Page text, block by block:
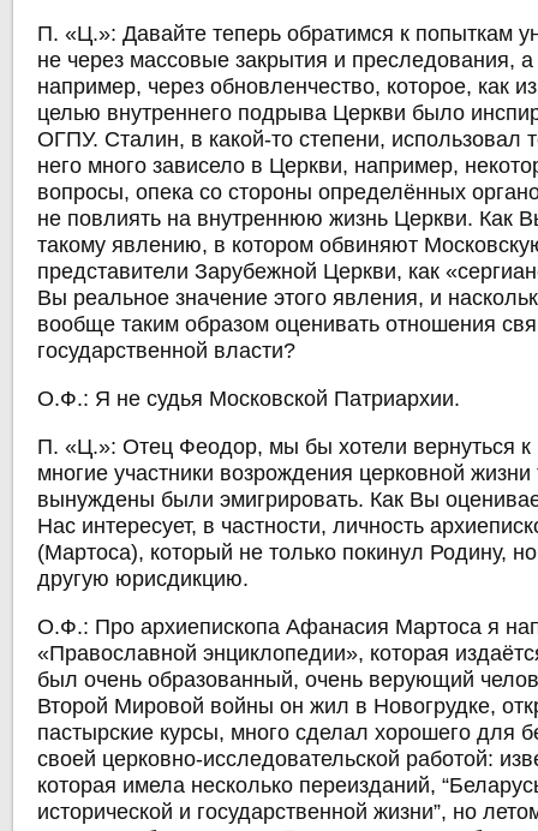
П. «Ц.»: Давайте теперь обратимся к попыткам
не через массовые закрытия и преследования, а
например, через обновленчество, которое, как
целью внутреннего подрыва Церкви было
ОГПУ. Сталин, в какой-то степени, использовал
него много зависело в Церкви, например,
вопросы, опека со стороны определённых
не повлиять на внутреннюю жизнь Церкви. Как
такому явлению, в котором обвиняют
представители Зарубежной Церкви, как
Вы реальное значение этого явления, и
вообще таким образом оценивать отношения
государственной власти?
О.Ф.: Я не судья Московской Патриархии.
П. «Ц.»: Отец Феодор, мы бы хотели вернуться к
многие участники возрождения церковной
вынуждены были эмигрировать. Как Вы
Нас интересует, в частности, личность
(Мартоса), который не только покинул Родину,
другую юрисдикцию.
О.Ф.: Про архиепископа Афанасия Мартоса я
«Православной энциклопедии», которая
был очень образованный, очень верующий
Второй Мировой войны он жил в Новогрудке,
пастырские курсы, много сделал хорошего для
своей церковно-исследовательской работой:
которая имела несколько переизданий,
исторической и государственной жизни”, но